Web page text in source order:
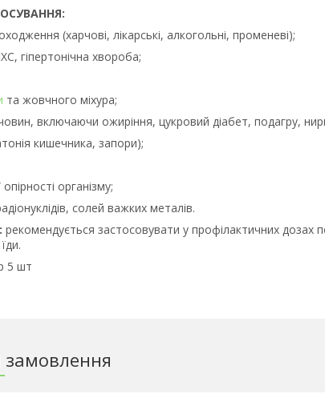
(харчові, лікарські, алкогольні, променеві);
гіпертонічна хвороба;
та жовчного міхура;
включаючи ожиріння, цукровий діабет, подагру,
кишечника, запори);
організму;
солей важких металів.
рекомендується застосовувати у профілактичних дозах
5 шт
замовлення